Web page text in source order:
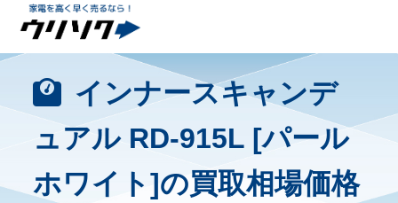
インナースキャンデ
ュアル RD-915L [パール
ホワイト]の買取相場価格